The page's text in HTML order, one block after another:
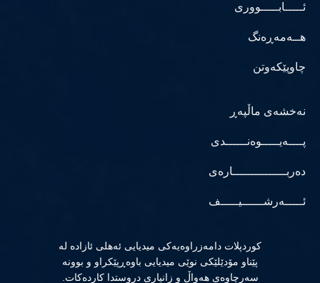
ئـــــابـــــووری
هــەمەڕەنگ
چاوپێکەوتن
نەخشەی ماڵپەڕ
پــــەیـــــوەنــــــدی
دەربـــــــــــــــارەی
ئـــــەرشــــــیـــــف
كوردپلات دامەزراوەیەكی میدیایی ئەهلی ئازادە لە
پێناو مۆدێلێكی نوێی میدیایی باوەڕپێكراو و بوونە
سەرچاوەی هەواڵ و زانیاری دروستدا كاردەكات.